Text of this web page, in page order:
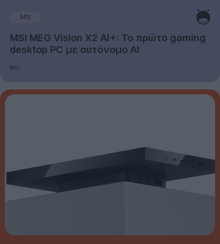
MSI
MSI MEG Vision X2 AI+: Το πρώτο gaming
desktop PC με αυτόνομο AI
#AI